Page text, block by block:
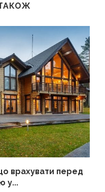
врахувати перед
у...